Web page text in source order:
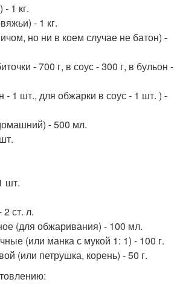
1 кг.
- 1 кг.
но ни в коем случае не батон) -
- 700 г, в соус - 300 г, в бульон -
- 1 шт., для обжарки в соус - 1 шт. ) -
- 500 мл.
шт.
ст. л.
(для обжаривания) - 100 мл.
(или манка с мукой 1: 1) - 100 г.
(или петрушка, корень) - 50 г.